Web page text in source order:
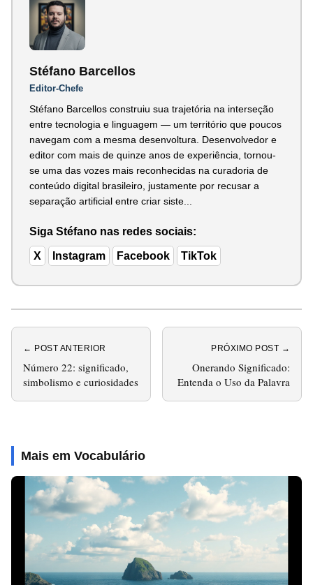
Stéfano Barcellos
Editor-Chefe
Stéfano Barcellos construiu sua trajetória na interseção
entre tecnologia e linguagem — um território que poucos
navegam com a mesma desenvoltura. Desenvolvedor e
editor com mais de quinze anos de experiência, tornou-
se uma das vozes mais reconhecidas na curadoria de
conteúdo digital brasileiro, justamente por recusar a
separação artificial entre criar siste...
Siga Stéfano nas redes sociais:
X Instagram Facebook TikTok
← POST ANTERIOR
Número 22: significado,
simbolismo e curiosidades
PRÓXIMO POST →
Onerando Significado:
Entenda o Uso da Palavra
Mais em Vocabulário